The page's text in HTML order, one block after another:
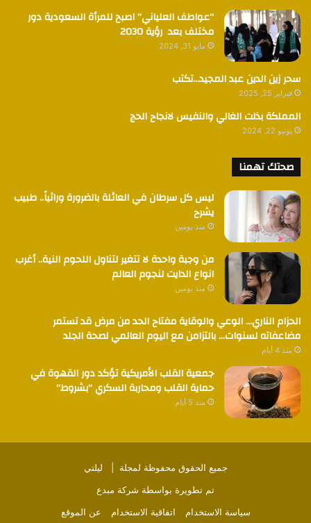
“عواطف العلياني” اصبح للمرأة السعودية دور
مختلف بعد رؤية 2030
مايو 31, 2024
سحر زين الدين عبد المجيد…تكتب
فبراير 25, 2025
المملكة بذلت الغالي والنفيس لانجاح الحج
يونيو 22, 2024
صحتك تهمنا
ليس كل سرطان في العائلة بالضرورة وراثياً.. طبيب
يشرح
منذ يومين
من وجبة واحدة لا تتغير لتناول اللحوم النية.. أغرب
انواع الدايت لنجوم العالم
منذ يومين
الحزام الناري… الوعي والوقاية مفتاح الحد من مرض قد تستمر
مضاعفاته لسنوات… بالتزامن مع اليوم العالمي لصحة الجلد
منذ 4 أيام
جمعية القلب الأمريكية تؤكد دور القهوة في
حماية القلب ومحاربة السكري “بشروط”
منذ 5 أيام
جميع الحقوق محفوظة لمجلة | ليلتي
تم تطويرة بواسطة شركة مبدع
سياسة الاستخدام
اتفاقية الاستخدام عن الموقع